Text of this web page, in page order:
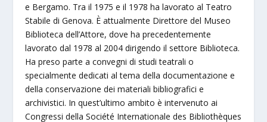
e Bergamo. Tra il 1975 e il 1978 ha lavorato al Teatro
Stabile di Genova. È attualmente Direttore del Museo
Biblioteca dell’Attore, dove ha precedentemente
lavorato dal 1978 al 2004 dirigendo il settore Biblioteca.
Ha preso parte a convegni di studi teatrali o
specialmente dedicati al tema della documentazione e
della conservazione dei materiali bibliografici e
archivistici. In quest’ultimo ambito è intervenuto ai
Congressi della Société Internationale des Bibliothèques